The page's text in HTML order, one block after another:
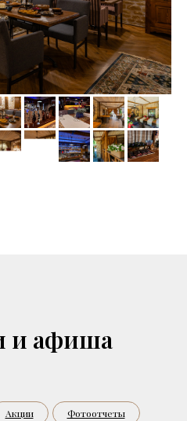
и афиша
Акции Фотоотчеты